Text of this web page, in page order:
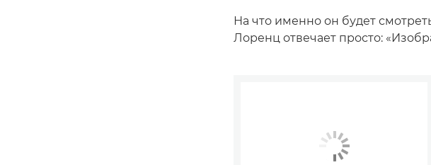
На что именно он будет
Лоренц отвечает просто: